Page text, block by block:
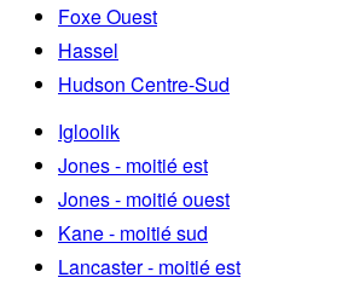
Foxe Ouest
Hassel
Hudson Centre-Sud
Igloolik
Jones - moitié est
Jones - moitié ouest
Kane - moitié sud
Lancaster - moitié est